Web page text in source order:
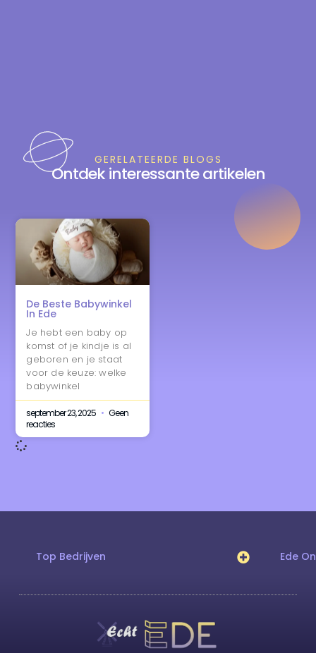
GERELATEERDE BLOGS
Ontdek interessante artikelen
De Beste Babywinkel
In Ede
Je hebt een baby op
komst of je kindje is al
geboren en je staat
voor de keuze: welke
babywinkel
september 23, 2025
Geen
reacties
Top Bedrijven Ede